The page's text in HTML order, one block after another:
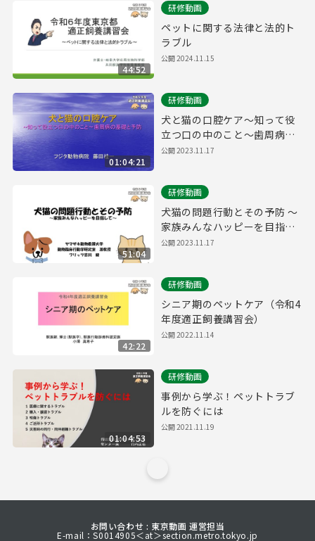
44:52
研修動画
ペットに関する法律と法的ト
ラブル
公開2024.11.15
01:04:21
研修動画
犬と猫の口腔ケア～知って役
立つ口の中のこと～歯周病の
基礎と予防（令和５年度適正
公開2023.11.17
51:04
研修動画
犬猫の問題行動とその予防 ～
家族みんなハッピーを目指し
て～
公開2023.11.17
42:22
研修動画
シニア期のペットケア（令和4
年度適正飼養講習会）
公開2022.11.14
01:04:53
研修動画
事例から学ぶ！ペットトラブ
ルを防ぐには
公開2021.11.19
お問い合わせ : 東京動画 運営担当
E-mail：S0014905＜at＞section.metro.tokyo.jp